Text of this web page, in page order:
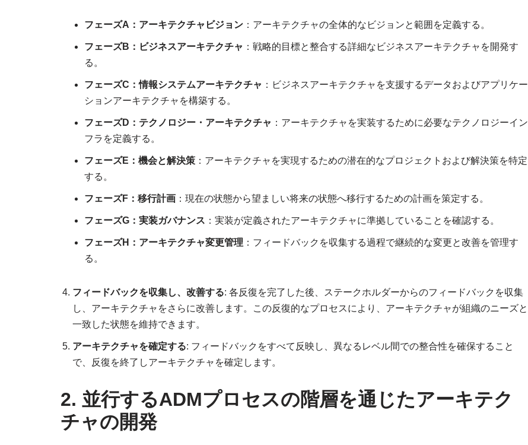
フェーズA：アーキテクチャビジョン ：アーキテクチャの全体的なビジョンと範囲を定義する。
フェーズB：ビジネスアーキテクチャ ：戦略的目標と整合する詳細なビジネスアーキテクチャを開発す
る。
フェーズC：情報システムアーキテクチャ ：ビジネスアーキテクチャを支援するデータおよびアプリケー
ションアーキテクチャを構築する。
フェーズD：テクノロジー・アーキテクチャ ：アーキテクチャを実装するために必要なテクノロジーイン
フラを定義する。
フェーズE：機会と解決策 ：アーキテクチャを実現するための潜在的なプロジェクトおよび解決策を特定
する。
フェーズF：移行計画 ：現在の状態から望ましい将来の状態へ移行するための計画を策定する。
フェーズG：実装ガバナンス ：実装が定義されたアーキテクチャに準拠していることを確認する。
フェーズH：アーキテクチャ変更管理 ：フィードバックを収集する過程で継続的な変更と改善を管理す
る。
フィードバックを収集し、改善する: 各反復を完了した後、ステークホルダーからのフィードバックを収集
し、アーキテクチャをさらに改善します。この反復的なプロセスにより、アーキテクチャが組織のニーズと
一致した状態を維持できます。
アーキテクチャを確定する: フィードバックをすべて反映し、異なるレベル間での整合性を確保すること
で、反復を終了しアーキテクチャを確定します。
2. 並行するADMプロセスの階層を通じたアーキテク
チャの開発